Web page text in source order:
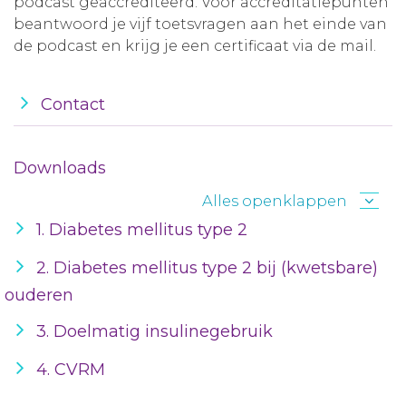
beantwoord je vijf toetsvragen aan het einde van
de podcast en krijg je een certificaat via de mail.
Contact
Downloads
Alles openklappen
1. Diabetes mellitus type 2
2. Diabetes mellitus type 2 bij (kwetsbare)
ouderen
3. Doelmatig insulinegebruik
4. CVRM